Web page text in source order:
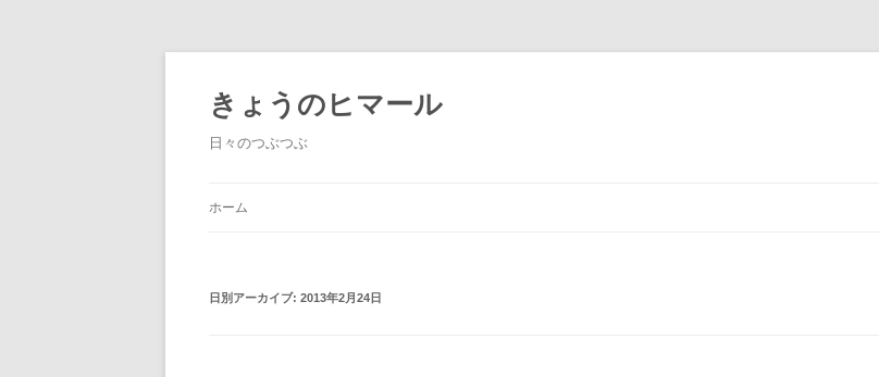
きょうのヒマール
日々のつぶつぶ
ホーム
日別アーカイブ: 2013年2月24日